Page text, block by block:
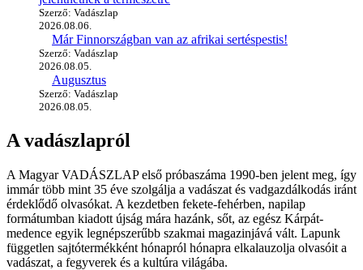
Szerző: Vadászlap
2026.08.06.
Már Finnországban van az afrikai sertéspestis!
Szerző: Vadászlap
2026.08.05.
Augusztus
Szerző: Vadászlap
2026.08.05.
A vadászlapról
A Magyar VADÁSZLAP első próbaszáma 1990-ben jelent meg, így
immár több mint 35 éve szolgálja a vadászat és vadgazdálkodás iránt
érdeklődő olvasókat. A kezdetben fekete-fehérben, napilap
formátumban kiadott újság mára hazánk, sőt, az egész Kárpát-
medence egyik legnépszerűbb szakmai magazinjává vált. Lapunk
független sajtótermékként hónapról hónapra elkalauzolja olvasóit a
vadászat, a fegyverek és a kultúra világába.